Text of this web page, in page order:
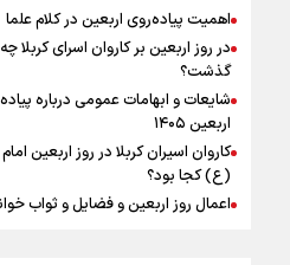
تیراندازی منطقه
رهبر شهید انقلاب: بمباران هیروشیما
طبیعت استکباری آمریکا است
افزایش تعداد قربانیان تیراندازی در
تایلندی
دانیال شه‌بخش: اردوی ازبکستان
تیم ملی را بالا برد/ برای مدال ناگویا
قهرمانان جهان و المپیک را شکست
اهمیت پیاده‌روی اربعین در کلام علما
در روز اربعین بر کاروان اسرای کربلا چه
گذشت؟
شایعات و ابهامات عمومی درباره
اربعین ۱۴۰۵
کاروان اسیران کربلا در روز اربعین
(ع) کجا بود؟
اعمال روز اربعین و فضایل و ثواب